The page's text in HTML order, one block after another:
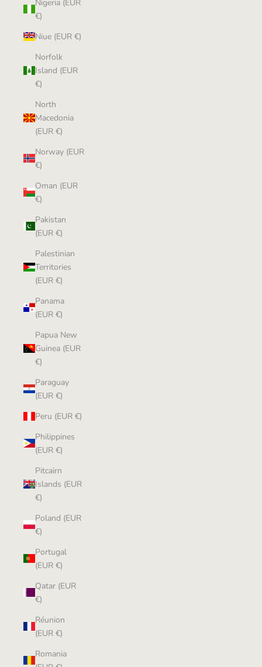
Nigeria (EUR
€)
Niue (EUR €)
Norfolk
Island (EUR
€)
North
Macedonia
(EUR €)
Norway (EUR
€)
Oman (EUR
€)
Pakistan
(EUR €)
Palestinian
Territories
(EUR €)
Panama
(EUR €)
Papua New
Guinea (EUR
€)
Paraguay
(EUR €)
Peru (EUR €)
Philippines
(EUR €)
Pitcairn
Islands (EUR
€)
Poland (EUR
€)
Portugal
(EUR €)
Qatar (EUR
€)
Réunion
(EUR €)
Romania